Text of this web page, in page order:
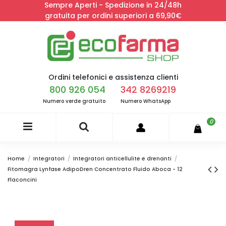
Sempre Aperti - Spedizione in 24/48h
gratuita per ordini superiori a 69,90€
Ordini telefonici e assistenza clienti
800 926 054
Numero verde gratuito
342 8269219
Numero WhatsApp
0
Home Integratori
Integratori anticellulite e drenanti
Fitomagra Lynfase AdipoDren Concentrato Fluido Aboca - 12
Flaconcini